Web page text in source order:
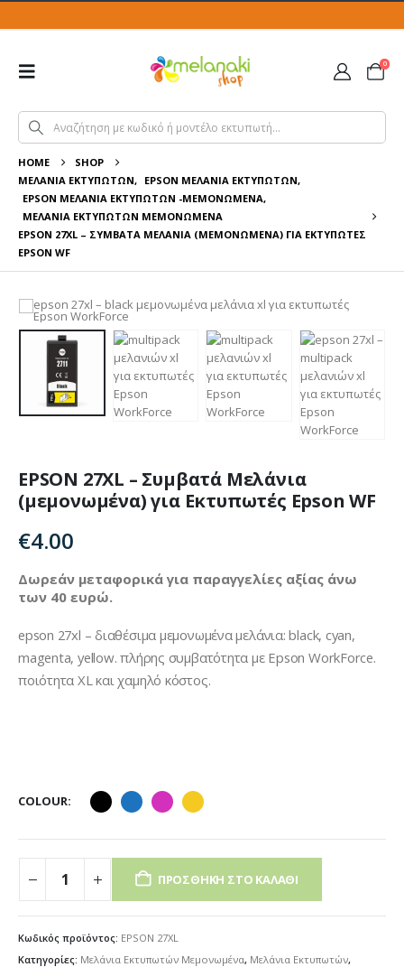
0
HOME
SHOP
ΜΕΛΆΝΙΑ ΕΚΤΥΠΩΤΏΝ, EPSON ΜΕΛΆΝΙΑ ΕΚΤΥΠΩΤΏΝ,
EPSON ΜΕΛΆΝΙΑ ΕΚΤΥΠΩΤΏΝ -ΜΕΜΟΝΩΜΈΝΑ,
ΜΕΛΆΝΙΑ ΕΚΤΥΠΩΤΏΝ ΜΕΜΟΝΩΜΈΝΑ
EPSON 27XL – ΣΥΜΒΑΤΆ ΜΕΛΆΝΙΑ (ΜΕΜΟΝΩΜΈΝΑ) ΓΙΑ ΕΚΤΥΠΩΤΈΣ
EPSON WF
EPSON 27XL – Συμβατά Μελάνια
(μεμονωμένα) για Εκτυπωτές Epson WF
€4.00
Δωρεάν μεταφορικά για παραγγελίες αξίας άνω
των 40 ευρώ.
epson 27xl – διαθέσιμα μεμονωμένα μελάνια: black, cyan,
magenta, yellow. πλήρης συμβατότητα με Epson WorkForce.
ποιότητα XL και χαμηλό κόστος.
COLOUR
ΠΡΟΣΘΉΚΗ ΣΤΟ ΚΑΛΆΘΙ
Κωδικός προϊόντος: EPSON 27XL
Κατηγορίες: Μελάνια Εκτυπωτών Μεμονωμένα, Μελάνια Εκτυπωτών,